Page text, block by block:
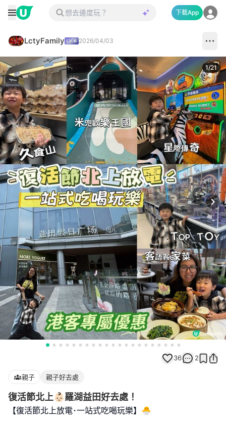
下載App
LctyFamily 2026/04/03
1/21
36 2
親子 親子好去處
復活節北上👶🏻羅湖益田好去處！
【復活節北上放電･一站式吃喝玩樂】🐣